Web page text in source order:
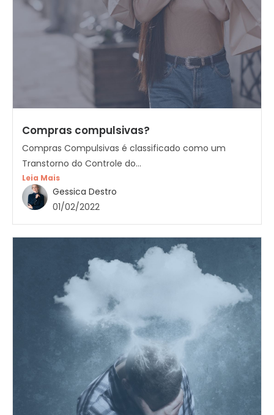
Compras compulsivas?
Compras Compulsivas é classificado como um
Transtorno do Controle do...
Leia Mais
Gessica Destro
01/02/2022